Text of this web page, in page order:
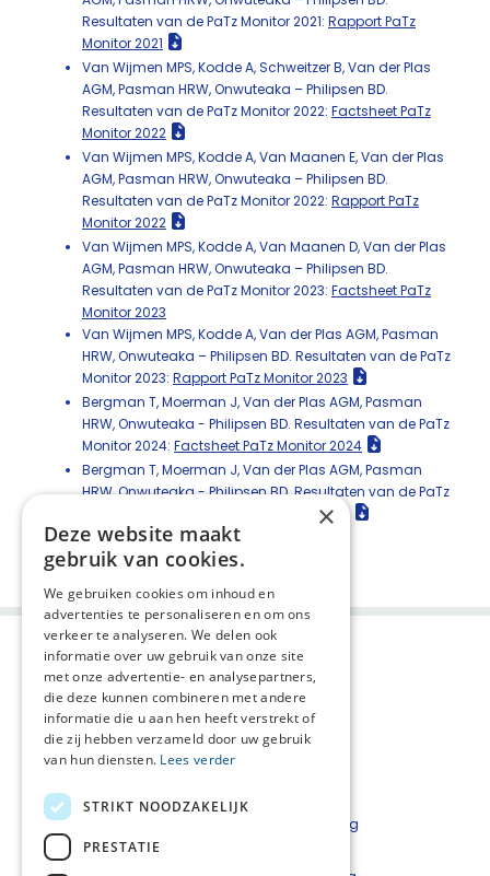
Resultaten van de PaTz Monitor 2021: Rapport PaTz
Monitor 2021
Van Wijmen MPS, Kodde A, Schweitzer B, Van der Plas
AGM, Pasman HRW, Onwuteaka – Philipsen BD.
Resultaten van de PaTz Monitor 2022: Factsheet PaTz
Monitor 2022
Van Wijmen MPS, Kodde A, Van Maanen E, Van der Plas
AGM, Pasman HRW, Onwuteaka – Philipsen BD.
Resultaten van de PaTz Monitor 2022: Rapport PaTz
Monitor 2022
Van Wijmen MPS, Kodde A, Van Maanen D, Van der Plas
AGM, Pasman HRW, Onwuteaka – Philipsen BD.
Resultaten van de PaTz Monitor 2023: Factsheet PaTz
Monitor 2023
Van Wijmen MPS, Kodde A, Van der Plas AGM, Pasman
HRW, Onwuteaka – Philipsen BD. Resultaten van de PaTz
Monitor 2023: Rapport PaTz Monitor 2023
Bergman T, Moerman J, Van der Plas AGM, Pasman
HRW, Onwuteaka - Philipsen BD. Resultaten van de PaTz
Monitor 2024: Factsheet PaTz Monitor 2024
Bergman T, Moerman J, Van der Plas AGM, Pasman
HRW, Onwuteaka - Philipsen BD. Resultaten van de PaTz
Rapport PaTz Monitor 2024
Deel deze pagina:
Agenda
Nieuwsflits
Contact
AVG
Privacyverklaring
×
Deze website maakt
gebruik van cookies.
We gebruiken cookies om inhoud en
advertenties te personaliseren en om ons
verkeer te analyseren. We delen ook
informatie over uw gebruik van onze site
met onze advertentie- en analysepartners,
die deze kunnen combineren met andere
informatie die u aan hen heeft verstrekt of
die zij hebben verzameld door uw gebruik
van hun diensten. Lees verder
STRIKT NOODZAKELIJK
PRESTATIE